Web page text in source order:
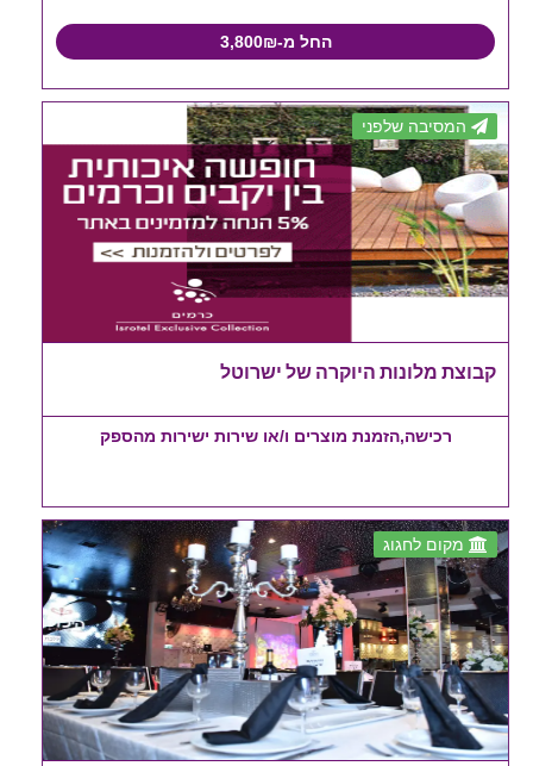
החל מ-3,800₪
המסיבה שלפני
קבוצת מלונות היוקרה של ישרוטל
רכישה,הזמנת מוצרים ו/או שירות ישירות מהספק
מקום לחגוג